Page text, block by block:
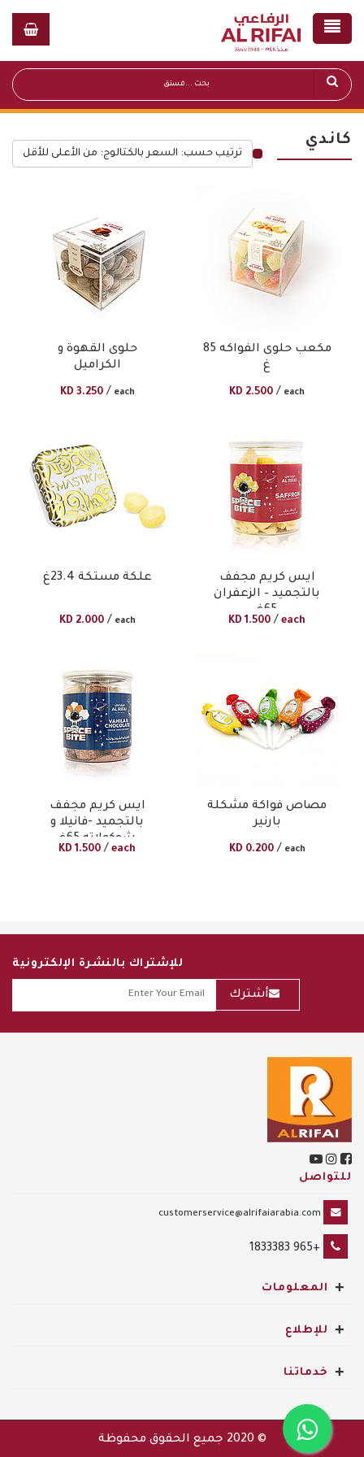
كاندي
ترتيب حسب: السعر بالكتالوج: من الأعلى للأقل
حلوى القهوة و
الكراميل
KD 3.250 / each
مكعب حلوى الفواكه 85
غ
KD 2.500 / each
علكة مستكة 23.4غ
KD 2.000 / each
ايس كريم مجفف
بالتجميد – الزعفران
65غ
KD 1.500 / each
ايس كريم مجفف
بالتجميد -فانيلا و
شوكولاته 65غ
KD 1.500 / each
مصاص فواكة مشكلة
بارنير
KD 0.200 / each
للإشتراك بالنشرة الإلكترونية
أشترك
للتواصل
customerservice@alrifaiarabia.com
+965 1833383
المعلومات +
للإطلاع +
خدماتنا +
© 2020 جميع الحقوق محفوظة